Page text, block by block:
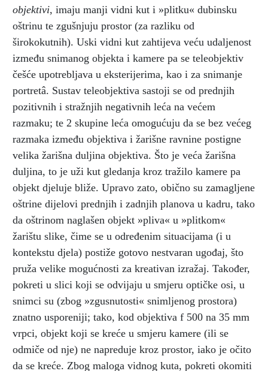
objektivi, imaju manji vidni kut i »plitku« dubinsku
oštrinu te zgušnjuju prostor (za razliku od
širokokutnih). Uski vidni kut zahtijeva veću udaljenost
između snimanog objekta i kamere pa se teleobjektiv
češće upotrebljava u eksterijerima, kao i za snimanje
portretâ. Sustav teleobjektiva sastoji se od prednjih
pozitivnih i stražnjih negativnih leća na većem
razmaku; te 2 skupine leća omogućuju da se bez većeg
razmaka između objektiva i žarišne ravnine postigne
velika žarišna duljina objektiva. Što je veća žarišna
duljina, to je uži kut gledanja kroz tražilo kamere pa
objekt djeluje bliže. Upravo zato, obično su zamagljene
oštrine dijelovi prednjih i zadnjih planova u kadru, tako
da oštrinom naglašen objekt »pliva« u »plitkom«
žarištu slike, čime se u određenim situacijama (i u
kontekstu djela) postiže gotovo nestvaran ugođaj, što
pruža velike mogućnosti za kreativan izražaj. Također,
pokreti u slici koji se odvijaju u smjeru optičke osi, u
snimci su (zbog »zgusnutosti« snimljenog prostora)
znatno usporeniji; tako, kod objektiva f 500 na 35 mm
vrpci, objekt koji se kreće u smjeru kamere (ili se
odmiče od nje) ne napreduje kroz prostor, iako je očito
da se kreće. Zbog maloga vidnog kuta, pokreti okomiti